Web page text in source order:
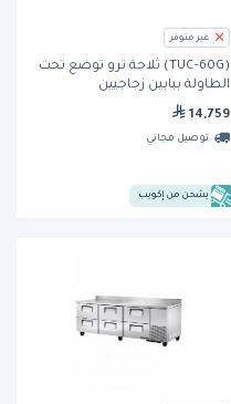
غير متوفر
(TUC-60G) ثلاجة ترو توضع تحت
الطاولة ببابين زجاجيين
14,759
توصيل مجاني
يشحن من إكويب